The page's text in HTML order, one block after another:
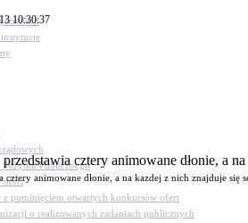
Pożytku Publicznego
ofert
z pominięciem otwartych konkursów ofert
o realizowanych zadaniach publicznych
10:30:37
animowane dłonie, a na kazdej z nich znajduje się